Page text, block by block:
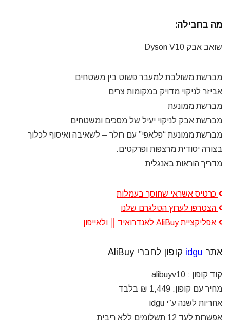
מה בחבילה:
שואב אבק Dyson V10
מברשת משולבת למעבר פשוט בין משטחים
אביזר לניקוי מדויק במקומות צרים
מברשת ממונעת
מברשת אבק לניקוי יעיל של מסכים ומשטחים
מברשת ממונעת “פלאפי” עם רולר – לשאיבה ואיסוף לכלוך
בצורה יסודית מרצפות ופרקטים.
מדריך הוראות באנגלית
כרטיס אשראי שחוסך בעמלות
הצטרפו לערוץ הטלגרם שלנו
אפליקציית AliBuy לאנדרואיד
ולאייפון
אתר idgu קופון לחברי AliBuy
קוד קופון : alibuyv10
מחיר עם קופון: 1,449 ₪ בלבד
אחריות לשנה ע”י idgu
אפשרות לעד 12 תשלומים ללא ריבית